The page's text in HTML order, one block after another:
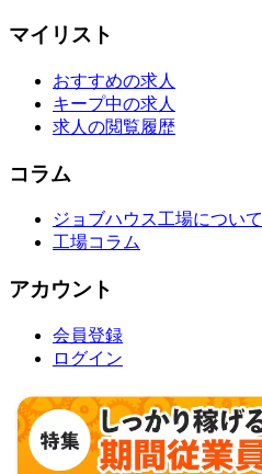
マイリスト
おすすめの求人
キープ中の求人
求人の閲覧履歴
コラム
ジョブハウス工場について
工場コラム
アカウント
会員登録
ログイン